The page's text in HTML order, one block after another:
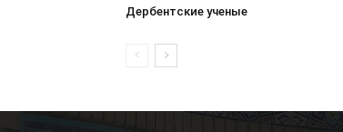
Дербентские ученые